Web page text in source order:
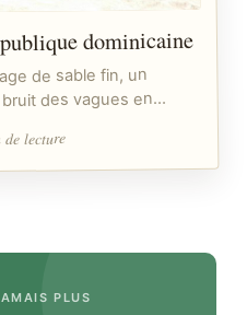
dominicaine
de sable fin, un
des vagues en…
lecture
PLUS